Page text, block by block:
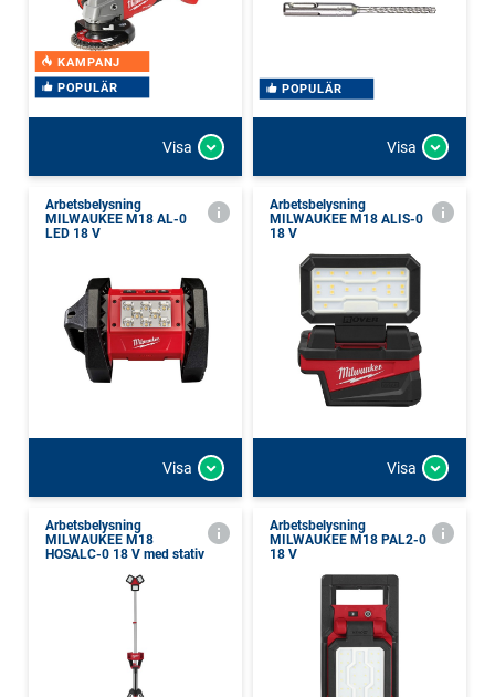
KAMPANJ
POPULÄR
Visa
POPULÄR
Visa
Arbetsbelysning
MILWAUKEE M18 AL-0
LED 18 V
Visa
Arbetsbelysning
MILWAUKEE M18 ALIS-0
18 V
Visa
Arbetsbelysning
MILWAUKEE M18
HOSALC-0 18 V med stativ
Arbetsbelysning
MILWAUKEE M18 PAL2-0
18 V